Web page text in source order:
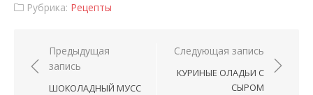
Рубрика: Рецепты
Навигация по записям
Предыдущая
запись
ШОКОЛАДНЫЙ МУСС
Следующая запись
КУРИНЫЕ ОЛАДЬИ С
СЫРОМ